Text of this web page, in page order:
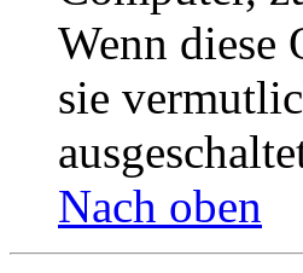
Wenn diese
sie
Nach oben